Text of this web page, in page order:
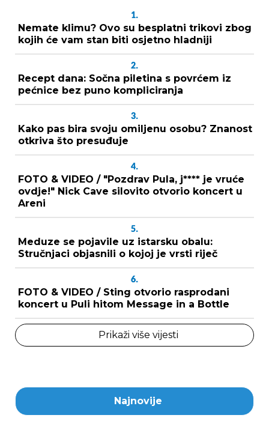
1.
Nemate klimu? Ovo su besplatni trikovi zbog
kojih će vam stan biti osjetno hladniji
2.
Recept dana: Sočna piletina s povrćem iz
pećnice bez puno kompliciranja
3.
Kako pas bira svoju omiljenu osobu? Znanost
otkriva što presuđuje
4.
FOTO & VIDEO / "Pozdrav Pula, j**** je vruće
ovdje!" Nick Cave silovito otvorio koncert u
Areni
5.
Meduze se pojavile uz istarsku obalu:
Stručnjaci objasnili o kojoj je vrsti riječ
6.
FOTO & VIDEO / Sting otvorio rasprodani
koncert u Puli hitom Message in a Bottle
Prikaži više vijesti
Najnovije